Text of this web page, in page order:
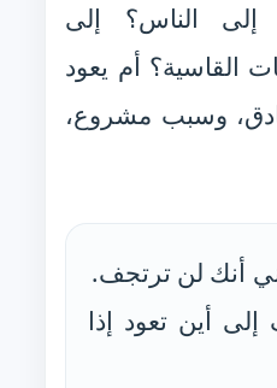
إلى الناس؟ إلى
القاسية؟ أم يعود
وسبب مشروع،
أنك لن ترتجف.
أين تعود إذا